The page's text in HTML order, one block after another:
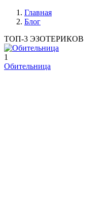
Главная
Блог
ТОП-3 ЭЗОТЕРИКОВ
1
Обительница